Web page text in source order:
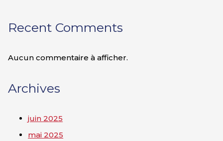
Recent Comments
Aucun commentaire à afficher.
Archives
juin 2025
mai 2025